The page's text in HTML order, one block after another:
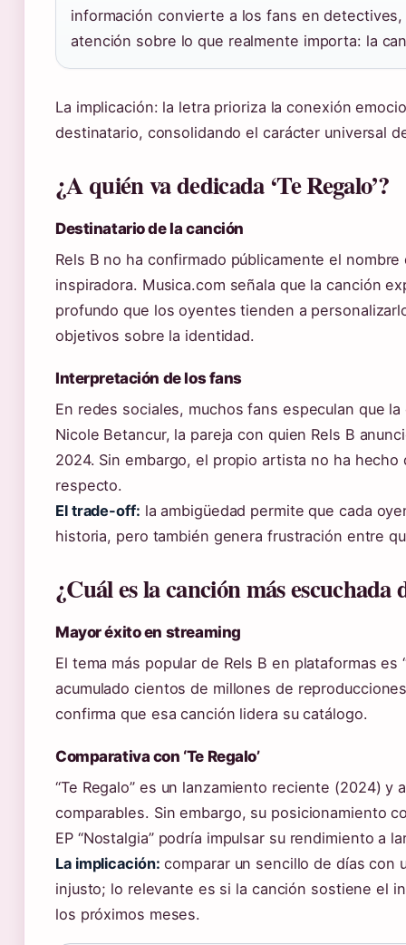
información convierte a los fans en
atención sobre lo que realmente importa: la
La implicación: la letra prioriza la conexión
destinatario, consolidando el carácter universal
¿A quién va dedicada ‘Te Regalo’?
Destinatario de la canción
Rels B no ha confirmado públicamente el nombre
inspiradora. Musica.com señala que la canción
profundo que los oyentes tienden a
objetivos sobre la identidad.
Interpretación de los fans
En redes sociales, muchos fans especulan que
Nicole Betancur, la pareja con quien Rels B
2024. Sin embargo, el propio artista no ha hecho
respecto.
El trade-off: la ambigüedad permite que cada
historia, pero también genera frustración entre
¿Cuál es la canción más escuchada
Mayor éxito en streaming
El tema más popular de Rels B en plataformas es
acumulado cientos de millones de
confirma que esa canción lidera su catálogo.
Comparativa con ‘Te Regalo’
“Te Regalo” es un lanzamiento reciente (2024) y
comparables. Sin embargo, su posicionamiento
EP “Nostalgia” podría impulsar su rendimiento a
La implicación: comparar un sencillo de días con
injusto; lo relevante es si la canción sostiene el
los próximos meses.